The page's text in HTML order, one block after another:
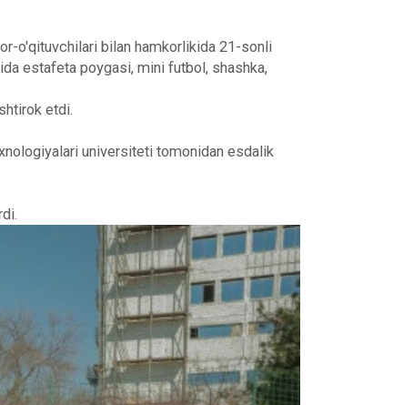
o'qituvchilari bilan hamkorlikida 21-sonli
estafeta poygasi, mini futbol, shashka,
etdi.
universiteti tomonidan esdalik